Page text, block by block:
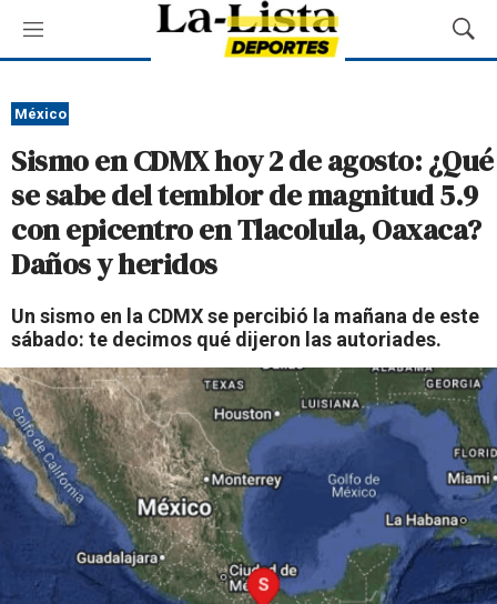
M
e
ú
M
o
a
r
B
ú
e
a
México
Sismo en CDMX hoy 2 de agosto: ¿Qué
se sabe del temblor de magnitud 5.9
con epicentro en Tlacolula, Oaxaca?
Daños y heridos
Un sismo en la CDMX se percibió la mañana de este
sábado: te decimos qué dijeron las autoriades.